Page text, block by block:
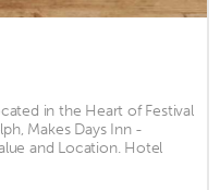
in the Heart of Festival
Makes Days Inn -
and Location. Hotel